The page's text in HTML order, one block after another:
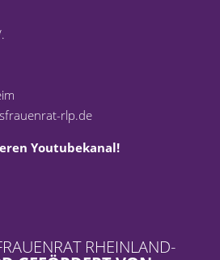
rlp.de
Youtubekanal!
RHEINLAND-